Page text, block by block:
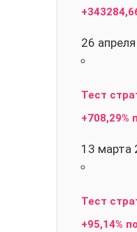
26
Тест
+708,29%
13 марта
Тест
+95,14%